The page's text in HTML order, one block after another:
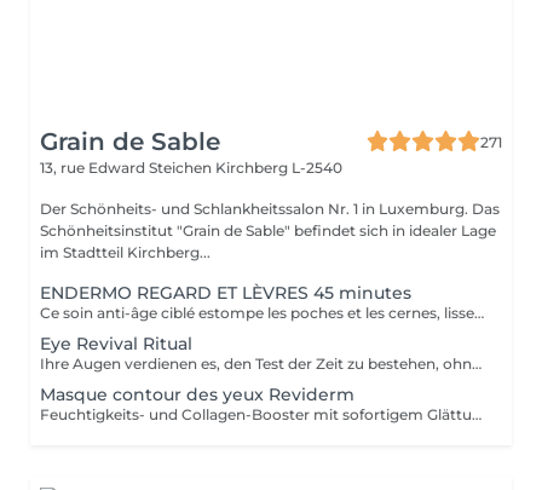
Grain de Sable
271
13, rue Edward Steichen Kirchberg L-2540
Der Schönheits- und Schlankheitssalon Nr. 1 in Luxemburg. Das
Schönheitsinstitut "Grain de Sable" befindet sich in idealer Lage
im Stadtteil Kirchberg...
ENDERMO REGARD ET LÈVRES 45 minutes
Ce soin anti-âge ciblé estompe les poches et les cernes, lisse les rides du contour des yeux et de la bouche, repulpe les lèvres et rehausse les paupières pour ouvrir et défatiguer le regard.
Eye Revival Ritual
Ihre Augen verdienen es, den Test der Zeit zu bestehen, ohne ihre Ausstrahlung zu verlieren, das ist die Mission von CellCollagen Eye Contour. Die subtile Kombination aus ihrer mit Hibiskus-Oligopeptiden angereicherten Kollagenmatrix und dem Zellserum, mit dem sie infundiert ist, wird Ihre Augenkontur vergrößern. Diese leistungsstarke Luxusbehandlung, hochkonzentriert in stabilisierten Zellextrakten (15%), versorgt die besonders empfindliche Haut dieses Bereichs nicht nur mit Feuchtigkeit und revitalisiert sie, sondern polstert auch Falten auf* und reduziert sichtbar Augenringe und Schwellungen. Ihre Augen sind ausgeruht* und unglaublich leuchtend.
Masque contour des yeux Reviderm
Feuchtigkeits- und Collagen-Booster mit sofortigem Glättungseffekt.